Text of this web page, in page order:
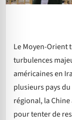
Le Moyen-Orient
turbulences
américaines en
plusieurs pays du
régional, la
pour tenter de